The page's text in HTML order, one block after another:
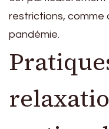
restrictions, comme
pandémie.